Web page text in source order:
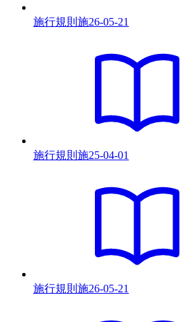
施行規則 施26-05-21
施行規則 施25-04-01
施行規則 施26-05-21